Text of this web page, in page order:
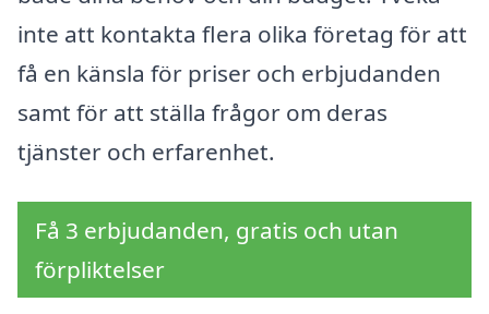
inte att kontakta flera olika företag för att
få en känsla för priser och erbjudanden
samt för att ställa frågor om deras
tjänster och erfarenhet.
Få 3 erbjudanden, gratis och utan
förpliktelser